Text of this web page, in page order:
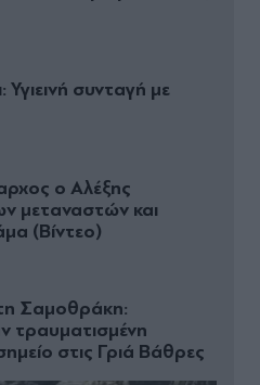
Υγιεινή συνταγή με
ο Αλέξης
μεταναστών και
(Βίντεο)
Σαμοθράκη:
τραυματισμένη
στις Γριά Βάθρες